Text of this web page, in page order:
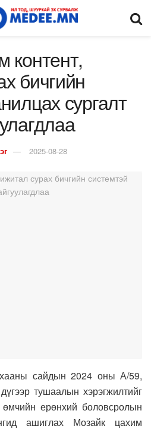
контент,
бичгийн
сургалт
2025-08-28
сайдын 2024 оны А/59,
тушаалын хэрэгжилтийг
өмчийн ерөнхий боловсролын
ашиглах Мозайк цахим